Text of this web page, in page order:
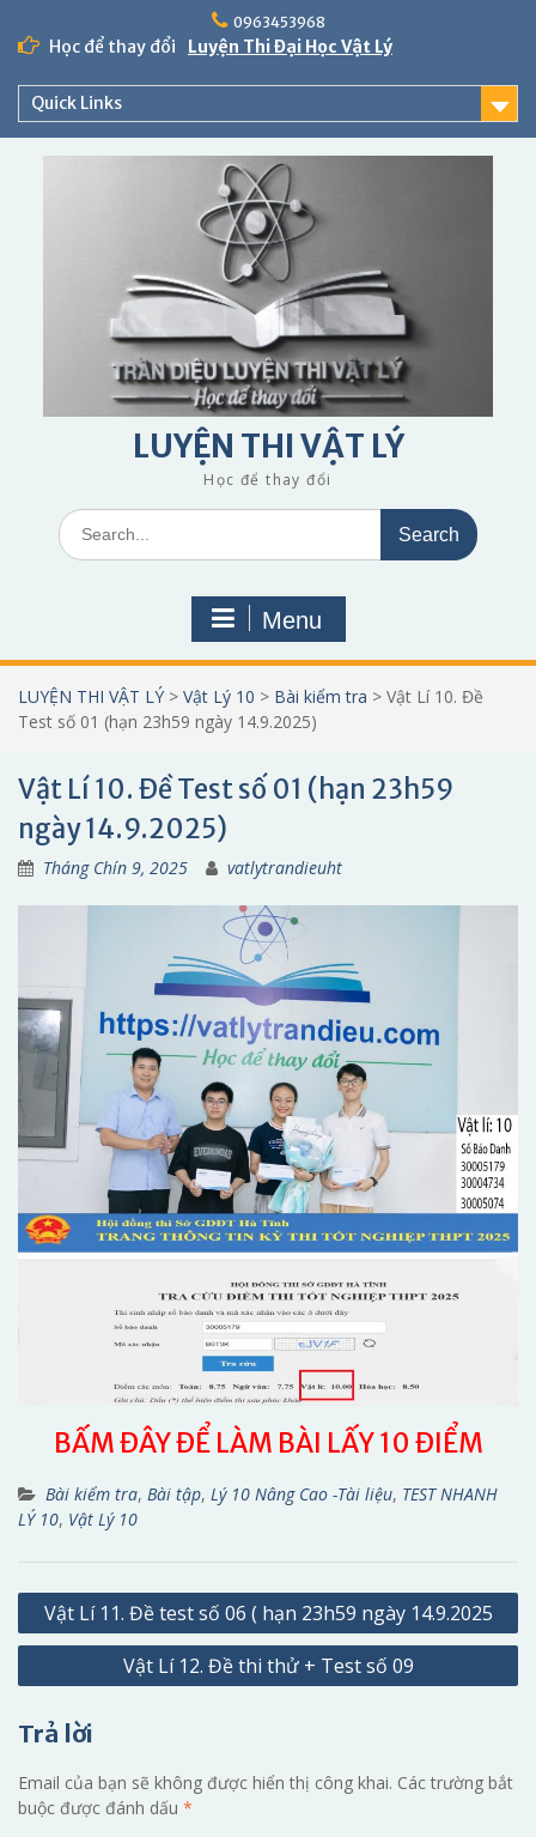
content
0963453968
Học để thay đổi Luyện Thi Đại Học Vật Lý
Quick Links
LUYỆN THI VẬT LÝ
Học để thay đổi
Search
for:
Menu
LUYỆN THI VẬT LÝ > Vật Lý 10 > Bài kiểm tra > Vật Lí 10. Đề
Test số 01 (hạn 23h59 ngày 14.9.2025)
Vật Lí 10. Đề Test số 01 (hạn 23h59
ngày 14.9.2025)
Tháng Chín 9, 2025 vatlytrandieuht
BẤM ĐÂY ĐỂ LÀM BÀI LẤY 10 ĐIỂM
Bài kiểm tra, Bài tập, Lý 10 Nâng Cao -Tài liệu, TEST NHANH
LÝ 10, Vật Lý 10
Điều
hướng
Vật Lí 11. Đề test số 06 ( hạn 23h59 ngày 14.9.2025
Vật Lí 12. Đề thi thử + Test số 09
Trả lời
Email của bạn sẽ không được hiển thị công khai. Các trường bắt
buộc được đánh dấu *